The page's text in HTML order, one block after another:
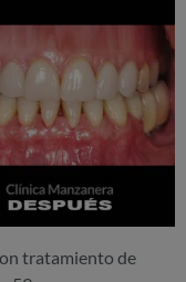
tratamiento de